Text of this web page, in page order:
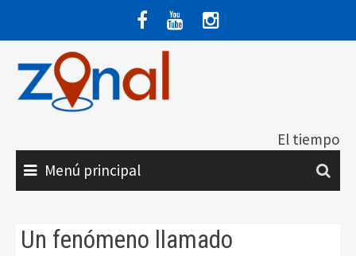
contenido
El tiempo
Menú principal
Un fenómeno llamado